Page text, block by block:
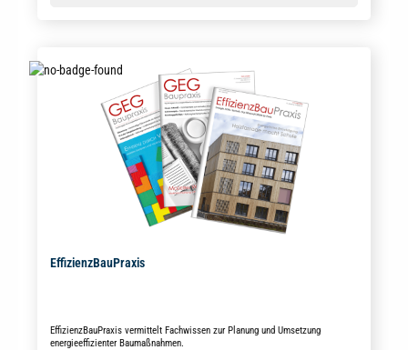
EffizienzBauPraxis
EffizienzBauPraxis vermittelt Fachwissen zur Planung und Umsetzung
energieeffizienter Baumaßnahmen.